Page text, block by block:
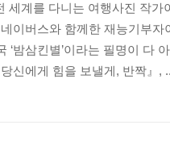
세계를 다니는 여행사진 작가
이버스와 함께한 재능기부자
밤삼킨별’이라는 필명이 다
신에게 힘을 보낼게, 반짝』,